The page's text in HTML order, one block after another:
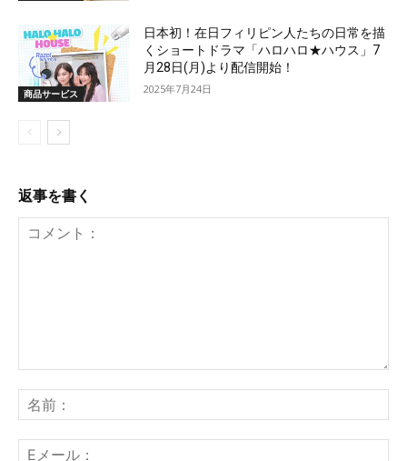
商品サービス
日本初！在日フィリピン人たちの日常を描
くショートドラマ「ハロハロ★ハウス」7
月28日(月)より配信開始！
2025年7月24日
返事を書く
ン
ト：
前